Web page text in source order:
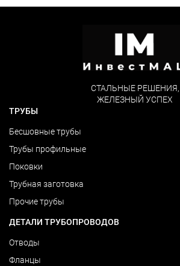
СТАЛЬНЫЕ РЕШЕНИЯ,
ЖЕЛЕЗНЫЙ УСПЕХ
ТРУБЫ
Бесшовные трубы
Трубы профильные
Поковки
Трубная заготовка
Прочие трубы
ДЕТАЛИ ТРУБОПРОВОДОВ
Отводы
Фланцы